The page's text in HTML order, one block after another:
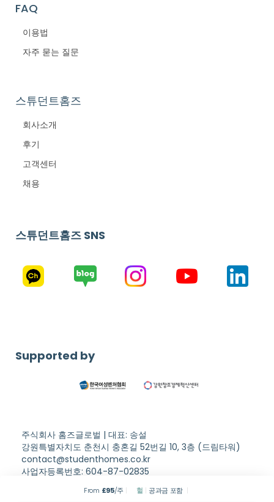
From £95/주 헐 공과금 포함
FAQ
이용법
자주 묻는 질문
스튜던트홈즈
회사소개
후기
고객센터
채용
스튜던트홈즈 SNS
Supported by
주식회사 홈즈글로벌 | 대표: 송설
강원특별자치도 춘천시 충혼길 52번길 10, 3층 (드림타워)
contact@studenthomes.co.kr
사업자등록번호: 604-87-02835
Copyright © Student Homes. All rights reserved.